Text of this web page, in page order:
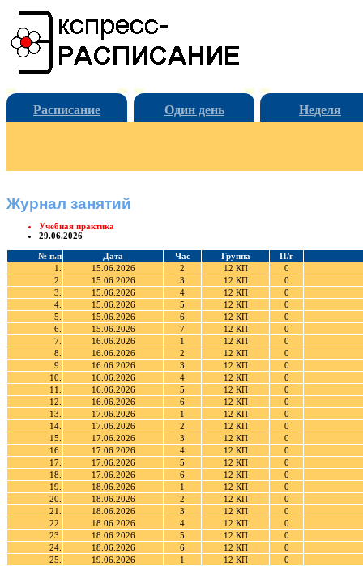
Расписание Один день Неделя
Журнал занятий
Учебная практика
29.06.2026
№ п.п Дата Час Группа
П/г
1.
15.06.2026 2 12 КП
0
2.
15.06.2026 3 12 КП
0
3.
15.06.2026 4 12 КП
0
4.
15.06.2026 5 12 КП
0
5.
15.06.2026 6 12 КП
0
6.
15.06.2026 7 12 КП
0
7.
16.06.2026 1 12 КП
0
8.
16.06.2026 2 12 КП
0
9.
16.06.2026 3 12 КП
0
10.
16.06.2026 4 12 КП
0
11.
16.06.2026 5 12 КП
0
12.
16.06.2026 6 12 КП
0
13.
17.06.2026 1 12 КП
0
14.
17.06.2026 2 12 КП
0
15.
17.06.2026 3 12 КП
0
16.
17.06.2026 4 12 КП
0
17.
17.06.2026 5 12 КП
0
18.
17.06.2026 6 12 КП
0
19.
18.06.2026 1 12 КП
0
20.
18.06.2026 2 12 КП
0
21.
18.06.2026 3 12 КП
0
22.
18.06.2026 4 12 КП
0
23.
18.06.2026 5 12 КП
0
24.
18.06.2026 6 12 КП
0
25.
19.06.2026 1 12 КП
0